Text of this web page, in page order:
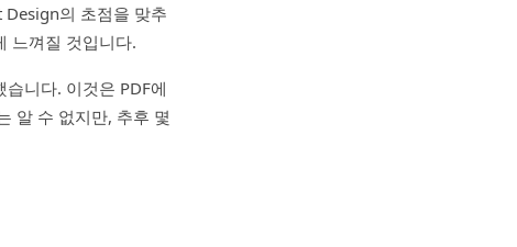
의 초점을 맞추
느껴질 것입니다.
니다. 이것은 PDF에
알 수 없지만, 추후 몇